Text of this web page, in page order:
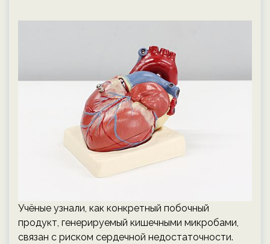
Учёные узнали, как конкретный побочный
продукт, генерируемый кишечными микробами,
связан с риском сердечной недостаточности.